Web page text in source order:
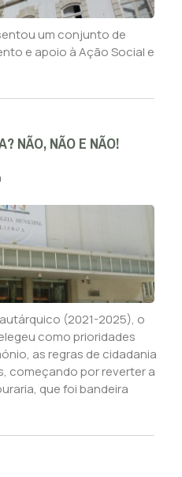
um conjunto de
e apoio à Ação Social e
NÃO, NÃO E NÃO!
(2021-2025), o
como prioridades
as regras de cidadania
começando por reverter a
que foi bandeira